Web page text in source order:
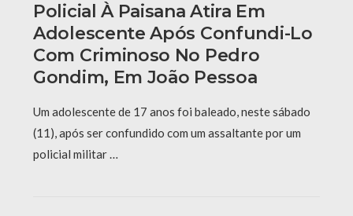
Policial À Paisana Atira Em
Adolescente Após Confundi-Lo
Com Criminoso No Pedro
Gondim, Em João Pessoa
Um adolescente de 17 anos foi baleado, neste sábado
(11), após ser confundido com um assaltante por um
policial militar …